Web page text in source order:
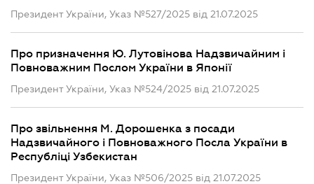
Президент України, Указ №527/2025 від 21.07.2025
Про призначення Ю. Лутовінова Надзвичайним і
Повноважним Послом України в Японії
Президент України, Указ №524/2025 від 21.07.2025
Про звільнення М. Дорошенка з посади
Надзвичайного і Повноважного Посла України в
Республіці Узбекистан
Президент України, Указ №506/2025 від 21.07.2025